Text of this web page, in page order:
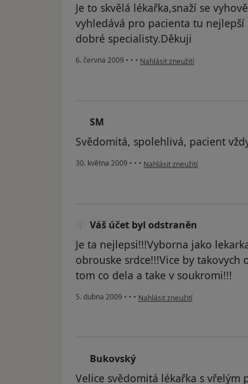
Je to skvělá lékařka,snaží se
vyhledává pro pacienta tu
dobré specialisty.Děkuji
6. června 2009 • • • podle názoru uživatele Věšínová
Nahlásit zneužití
SM
Svědomitá, spolehlivá, pacient
30. května 2009 • • • podle názoru uživatele SM
Nahlásit zneužití
Váš účet byl odstraněn
Je ta nejlepsi!!!Vyborna jako
obrouske srdce!!!Vice by
tom co dela a take v soukromi!!!
5. dubna 2009 • • • podle názoru uživatele Váš účet
Nahlásit zneužití
Bukovský
Velice svědomitá lékařka s vřelým